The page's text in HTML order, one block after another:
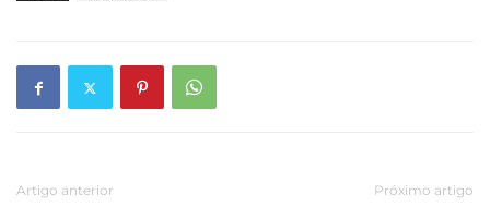
Artigo anterior Próximo artigo